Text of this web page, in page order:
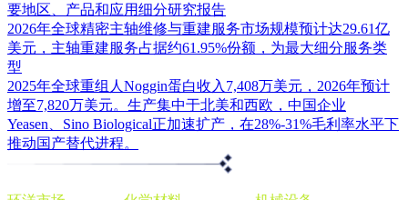
要地区、产品和应用细分研究报告
2026年全球精密主轴维修与重建服务市场规模预计达29.61亿
美元，主轴重建服务占据约61.95%份额，为最大细分服务类
型
2025年全球重组人Noggin蛋白收入7,408万美元，2026年预计
增至7,820万美元。生产集中于北美和西欧，中国企业
Yeasen、Sino Biological正加速扩产，在28%-31%毛利率水平下
推动国产替代进程。